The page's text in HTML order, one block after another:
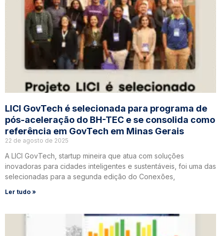
LICI GovTech é selecionada para programa de
pós-aceleração do BH-TEC e se consolida como
referência em GovTech em Minas Gerais
22 de agosto de 2025
A LICI GovTech, startup mineira que atua com soluções
inovadoras para cidades inteligentes e sustentáveis, foi uma das
selecionadas para a segunda edição do Conexões,
Ler tudo »